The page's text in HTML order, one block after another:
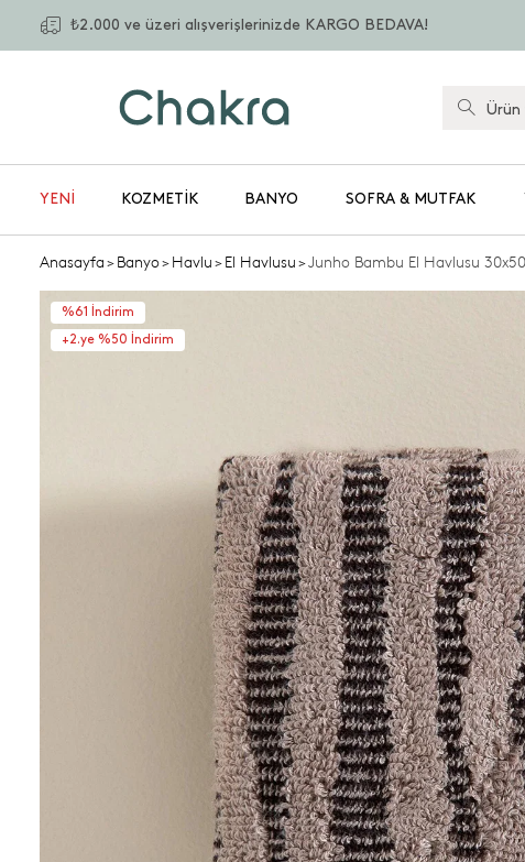
₺2.000 ve üzeri alışverişlerinizde KARGO BEDAVA!
YENİ KOZMETIK BANYO SOFRA & MUTFAK
Anasayfa>Banyo>Havlu>El Havlusu>Junho Bambu El Havlusu
%61 İndirim
+2.ye %50 İndirim